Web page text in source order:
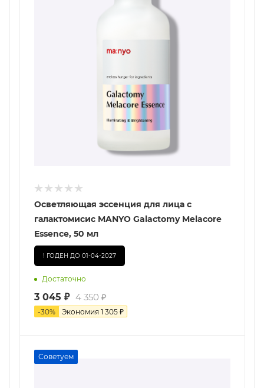
Осветляющая эссенция для лица с
галактомисис MANYO Galactomy Melacore
Essence, 50 мл
! ГОДЕН ДО 01-04-2027
Достаточно
3 045 ₽ 4 350 ₽
-30% Экономия 1 305 ₽
Советуем